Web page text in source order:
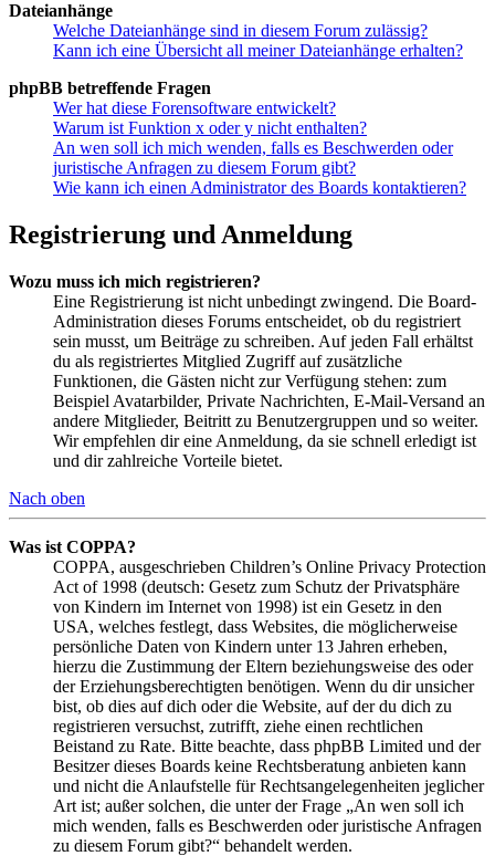
Dateianhänge
Welche Dateianhänge sind in diesem Forum zulässig?
Kann ich eine Übersicht all meiner Dateianhänge erhalten?
phpBB betreffende Fragen
Wer hat diese Forensoftware entwickelt?
Warum ist Funktion x oder y nicht enthalten?
An wen soll ich mich wenden, falls es Beschwerden oder
juristische Anfragen zu diesem Forum gibt?
Wie kann ich einen Administrator des Boards kontaktieren?
Registrierung und Anmeldung
Wozu muss ich mich registrieren?
Eine Registrierung ist nicht unbedingt zwingend. Die Board-
Administration dieses Forums entscheidet, ob du registriert
sein musst, um Beiträge zu schreiben. Auf jeden Fall erhältst
du als registriertes Mitglied Zugriff auf zusätzliche
Funktionen, die Gästen nicht zur Verfügung stehen: zum
Beispiel Avatarbilder, Private Nachrichten, E-Mail-Versand an
andere Mitglieder, Beitritt zu Benutzergruppen und so weiter.
Wir empfehlen dir eine Anmeldung, da sie schnell erledigt ist
und dir zahlreiche Vorteile bietet.
Nach oben
Was ist COPPA?
COPPA, ausgeschrieben Children’s Online Privacy Protection
Act of 1998 (deutsch: Gesetz zum Schutz der Privatsphäre
von Kindern im Internet von 1998) ist ein Gesetz in den
USA, welches festlegt, dass Websites, die möglicherweise
persönliche Daten von Kindern unter 13 Jahren erheben,
hierzu die Zustimmung der Eltern beziehungsweise des oder
der Erziehungsberechtigten benötigen. Wenn du dir unsicher
bist, ob dies auf dich oder die Website, auf der du dich zu
registrieren versuchst, zutrifft, ziehe einen rechtlichen
Beistand zu Rate. Bitte beachte, dass phpBB Limited und der
Besitzer dieses Boards keine Rechtsberatung anbieten kann
und nicht die Anlaufstelle für Rechtsangelegenheiten jeglicher
Art ist; außer solchen, die unter der Frage „An wen soll ich
mich wenden, falls es Beschwerden oder juristische Anfragen
zu diesem Forum gibt?“ behandelt werden.